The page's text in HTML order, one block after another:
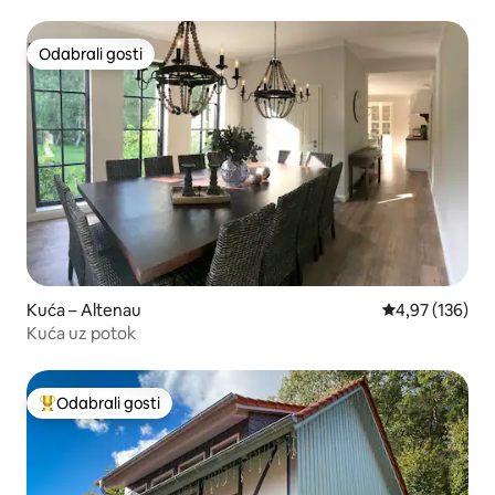
Odabrali gosti
Odabrali gosti
Kuća – Altenau Prosječna
4,97 (136)
Kuća uz potok
Među najviše rangiranima s oznakom „Odabrali gosti”
Odabrali gosti